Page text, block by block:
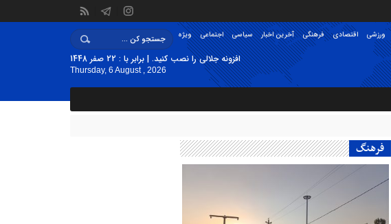
ویژه اجتماعی سیاسی آخرین اخبار فرهنگی اقتصادی ورزشی
افزونه جلالی را نصب کنید. | برابر با : 22 صفر 1448
Thursday, 6 August , 2026
فرهنگ